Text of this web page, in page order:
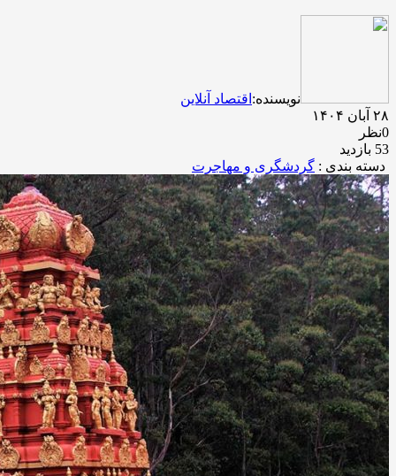
نویسنده: اقتصاد آنلاین
۲۸ آبان ۱۴۰۴
0نظر
53 بازدید
دسته بندی : گردشگری و مهاجرت